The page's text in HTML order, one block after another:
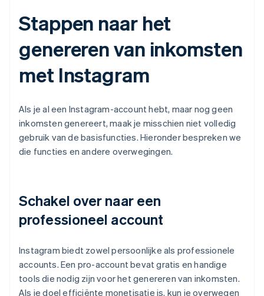
Stappen naar het
genereren van inkomsten
met Instagram
Als je al een Instagram-account hebt, maar nog geen
inkomsten genereert, maak je misschien niet volledig
gebruik van de basisfuncties. Hieronder bespreken we
die functies en andere overwegingen.
Schakel over naar een
professioneel account
Instagram biedt zowel persoonlijke als professionele
accounts. Een pro-account bevat gratis en handige
tools die nodig zijn voor het genereren van inkomsten.
Als je doel efficiënte monetisatie is, kun je overwegen